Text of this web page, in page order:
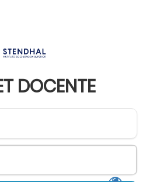
DOCENTE